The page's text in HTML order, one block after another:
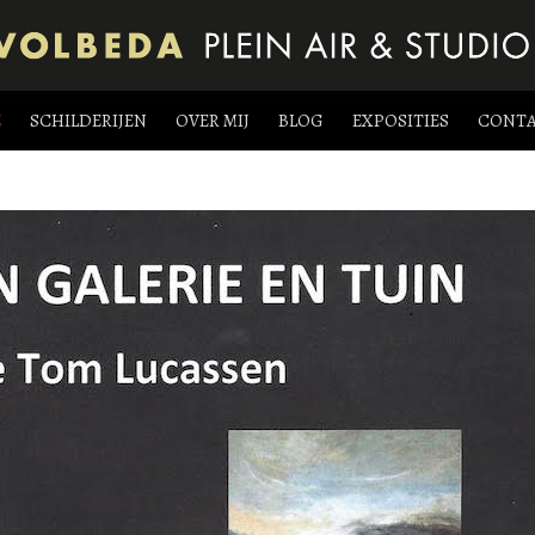
SCHILDERIJEN OVER MIJ BLOG EXPOSITIES